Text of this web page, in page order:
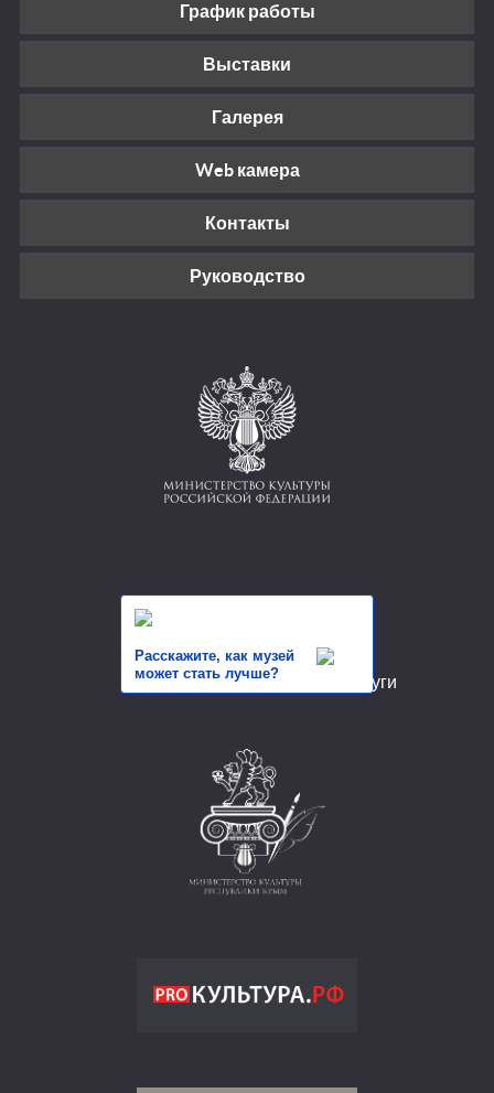
График работы
Выставки
Галерея
Web камера
Контакты
Руководство
Расскажите, как музей
может стать лучше?